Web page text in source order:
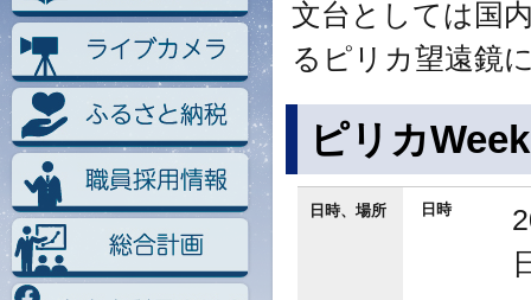
文台としては国
るピリカ望遠鏡
ピリカ
日時、場所 日時